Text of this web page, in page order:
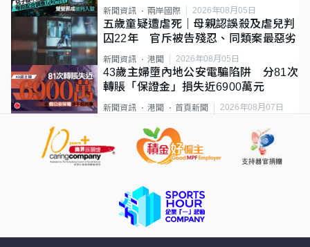
新聞資訊 兩岸國際 2026年08月05日
五歲童疑遭虐死｜母親認誤殺及虐兒判
囚22年 官斥被告殘忍、同類案最惡劣
新聞資訊 港聞 2026年08月05日
43歲主婦墮內地公安電騙陷阱 分81次
轉賬「保證金」損失近6900萬元
新聞資訊 港聞 首頁新聞 2026年08月07日